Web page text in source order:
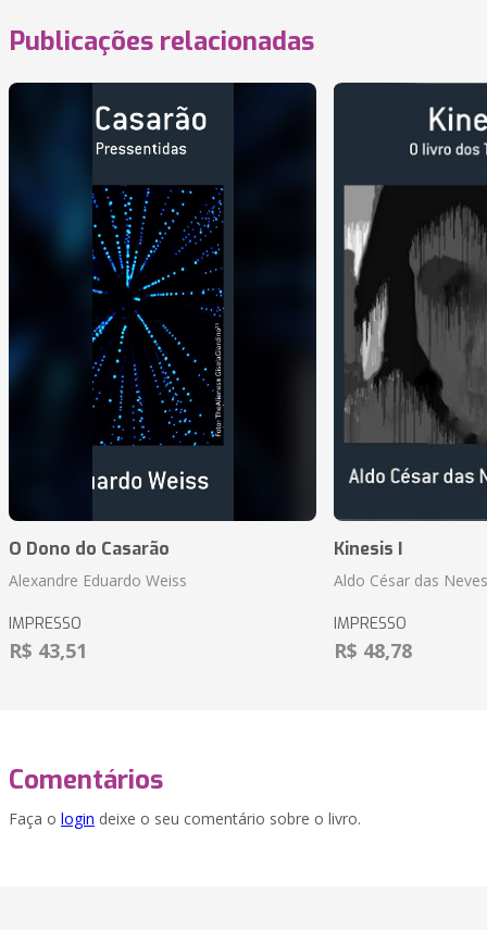
Publicações relacionadas
O Dono do Casarão
Alexandre Eduardo Weiss
IMPRESSO
R$ 43,51
Kinesis I
Aldo César das
IMPRESSO
R$ 48,78
Comentários
Faça o login deixe o seu comentário sobre o livro.